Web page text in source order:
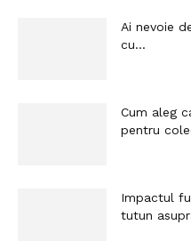
Ai nevoie
cu...
Cum aleg
pentru
Impactul
tutun